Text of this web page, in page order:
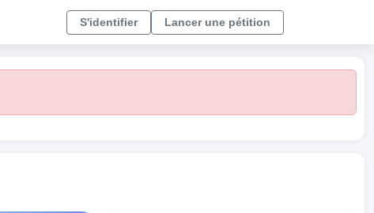
S'identifier Lancer une pétition